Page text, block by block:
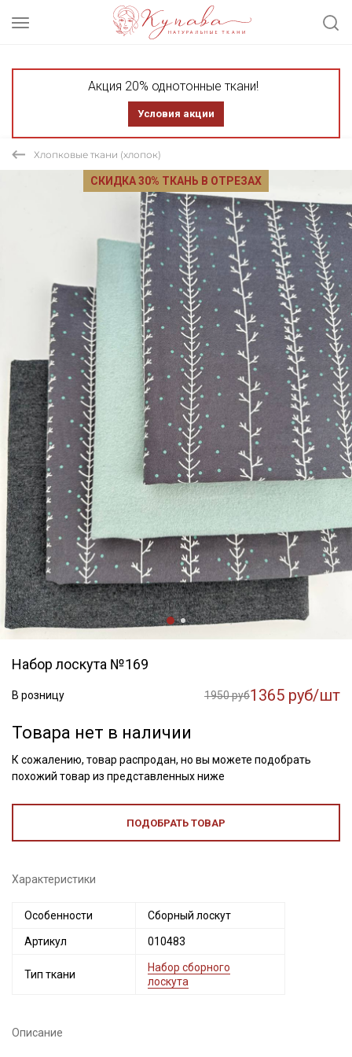
Акция 20% однотонные ткани!
Условия акции
Хлопковые ткани (хлопок)
СКИДКА 30% ТКАНЬ В ОТРЕЗАХ
Набор лоскута №169
В розницу 1950 руб1365 руб/шт
Товара нет в наличии
К сожалению, товар распродан, но вы можете подобрать
похожий товар из представленных ниже
ПОДОБРАТЬ ТОВАР
Характеристики
Особенности Сборный лоскут
Артикул 010483
Тип ткани
Набор сборного
лоскута
Описание
Секретная рассылка от Купава
Мы публикуем здесь дополнительные
промокоды и скидки до 30% на узкие
категории тканей